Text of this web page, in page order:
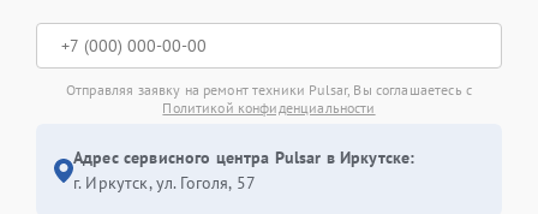
Отправляя заявку на ремонт техники Pulsar, Вы соглашаетесь с
Политикой конфиденциальности
Адрес сервисного центра Pulsar в Иркутске:
г. Иркутск, ул. ​Гоголя, 57